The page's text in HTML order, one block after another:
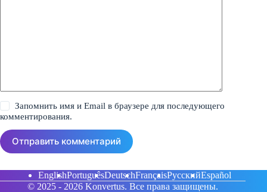
Запомнить имя и Email в браузере для последующего
комментирования.
Отправить комментарий
EnglishPortuguêsDeutschFrançaisРусскийEspañol
© 2025 - 2026Konvertus. Все права защищены.